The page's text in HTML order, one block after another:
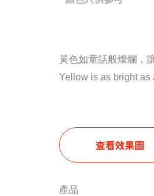
黃色如童話般燦爛，
Yellow is as bright as
查看效果圖
產品